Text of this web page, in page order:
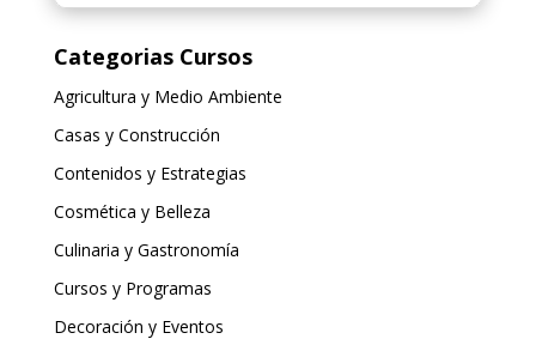
Categorias Cursos
Agricultura y Medio Ambiente
Casas y Construcción
Contenidos y Estrategias
Cosmética y Belleza
Culinaria y Gastronomía
Cursos y Programas
Decoración y Eventos